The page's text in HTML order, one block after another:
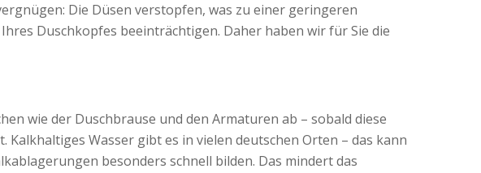
Die Düsen verstopfen, was zu einer geringeren
Duschkopfes beeinträchtigen. Daher haben wir für Sie die
wie der Duschbrause und den Armaturen ab – sobald diese
Wasser gibt es in vielen deutschen Orten – das kann
besonders schnell bilden. Das mindert das